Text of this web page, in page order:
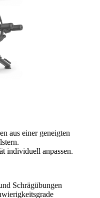
aus einer geneigten
individuell anpassen.
Schrägübungen